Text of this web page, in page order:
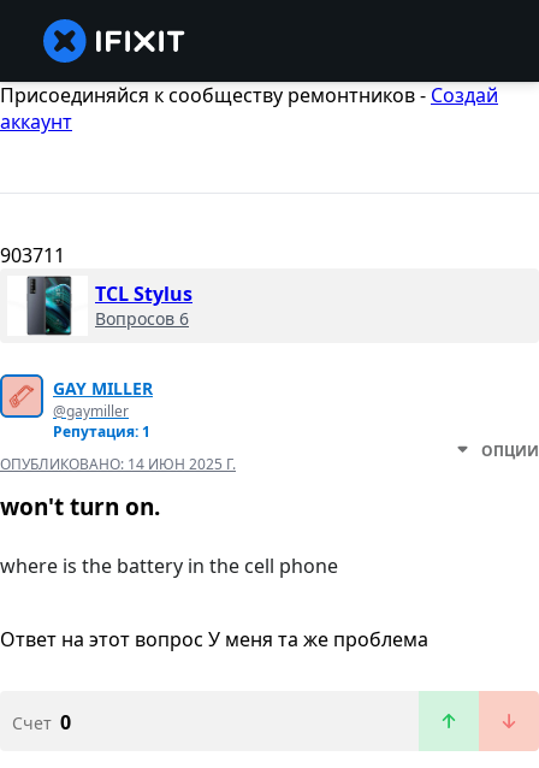
Присоединяйся к сообществу ремонтников - Создай
аккаунт
903711
TCL Stylus
Вопросов 6
GAY MILLER
@gaymiller
Репутация: 1
ОПУБЛИКОВАНО: 14 ИЮН 2025 Г.
ОПЦИИ
won't turn on.
where is the battery in the cell phone
Ответ на этот вопрос У меня та же проблема
Счет 0